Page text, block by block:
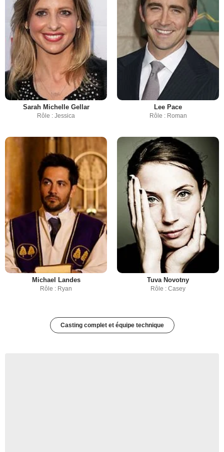
Sarah Michelle Gellar
Rôle : Jessica
Lee Pace
Rôle : Roman
Michael Landes
Rôle : Ryan
Tuva Novotny
Rôle : Casey
Casting complet et équipe technique